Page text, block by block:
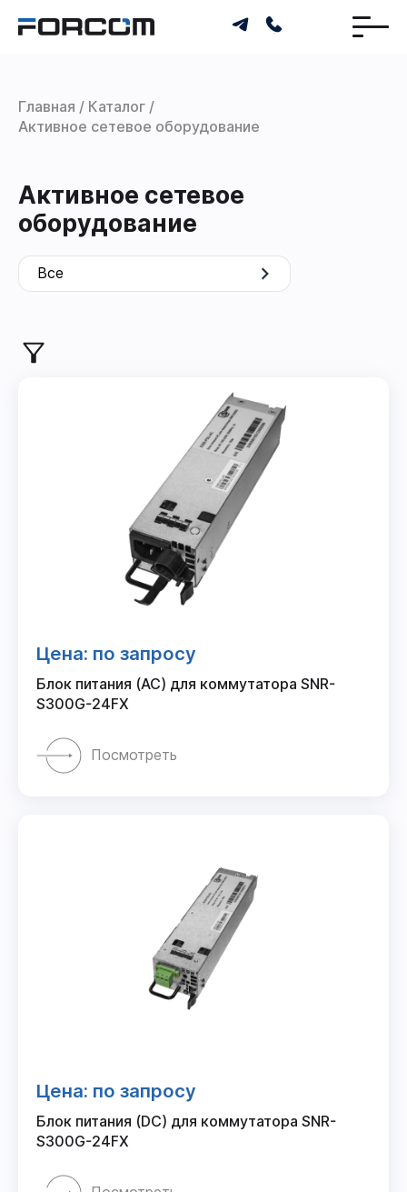
Главная
Каталог
Активное сетевое оборудование
Активное сетевое
оборудование
Все
Цена: по запросу
Блок питания (AC) для коммутатора SNR-
S300G-24FX
Посмотреть
Цена: по запросу
Блок питания (DC) для коммутатора SNR-
S300G-24FX